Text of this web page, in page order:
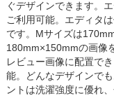
ぐデザインできます。
ご利用可能。エディタ
です。Mサイズは
180mm×150mmの画像
レビュー画像に配置で
能。どんなデザインで
ントは洗濯強度に優れ